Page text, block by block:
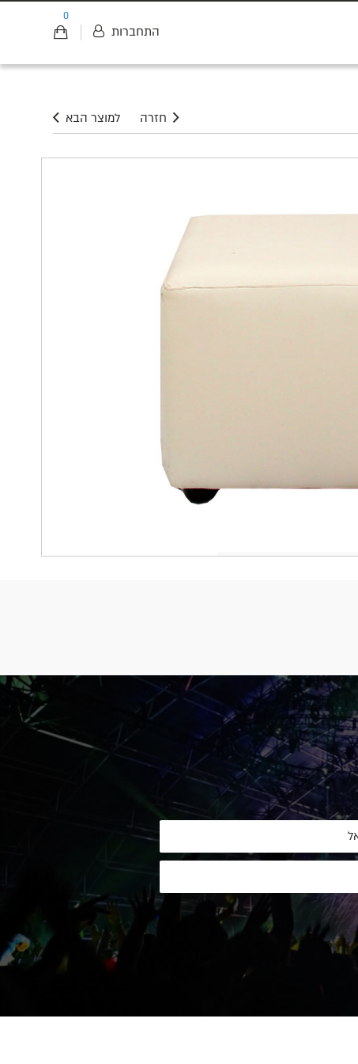
0
התחברות
למוצר הבא חזרה